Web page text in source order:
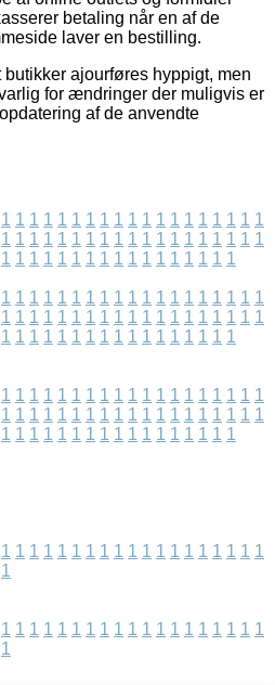
betaling når en af de
laver en bestilling.
ajourføres hyppigt, men
for ændringer der muligvis er
af de anvendte
1 1 1 1 1 1 1 1 1 1 1 1 1 1 1 1 1 1 1
1 1 1 1 1 1 1 1 1 1 1 1 1 1 1 1 1 1 1
1 1 1 1 1 1 1 1 1 1 1 1 1 1 1 1 1
1 1 1 1 1 1 1 1 1 1 1 1 1 1 1 1 1 1 1
1 1 1 1 1 1 1 1 1 1 1 1 1 1 1 1 1 1 1
1 1 1 1 1 1 1 1 1 1 1 1 1 1 1 1 1
1 1 1 1 1 1 1 1 1 1 1 1 1 1 1 1 1 1 1
1 1 1 1 1 1 1 1 1 1 1 1 1 1 1 1 1 1 1
1 1 1 1 1 1 1 1 1 1 1 1 1 1 1 1 1
1 1 1 1 1 1 1 1 1 1 1 1 1 1 1 1 1 1 1
1
1 1 1 1 1 1 1 1 1 1 1 1 1 1 1 1 1 1 1
1